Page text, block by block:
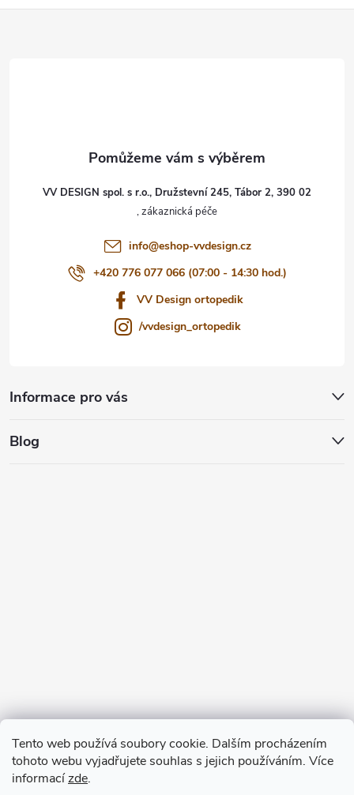
Tento web používá soubory cookie. Dalším procházením
tohoto webu vyjadřujete souhlas s jejich používáním. Více
informacízde.
VV DESIGN spol. s r.o., Družstevní 245, Tábor 2, 390 02
info@eshop-vvdesign.cz
+420 776 077 066 (07:00 - 14:30 hod.)
VV Design ortopedik
/vvdesign_ortopedik
Informace pro vás
Blog